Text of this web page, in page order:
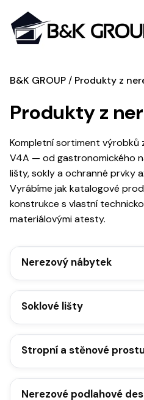
B&K GROUP Produkty z
Produkty z
Kompletní sortiment výrobků
V4A — od gastronomického
lišty, sokly a ochranné prvky
Vyrábíme jak katalogové
konstrukce s vlastní
materiálovými atesty.
Nerezový nábytek
Soklové lišty
Stropní a stěnové
Nerezové podlahové